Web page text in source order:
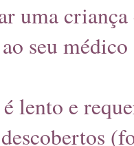
uma
seu médico
lento e